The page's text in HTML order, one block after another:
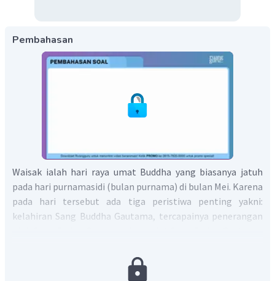
Pembahasan
Waisak ialah hari raya umat Buddha yang biasanya jatuh
pada hari purnamasidi (bulan purnama) di bulan Mei. Karena
pada hari tersebut ada tiga peristiwa penting yakni:
kelahiran Sang Buddha Gautama, tercapainya penerangan
Menurut tradisi Waisak di Borobudur, rangkaian upacara
biasanya diawali dengan pengambilan api alam di Merapen